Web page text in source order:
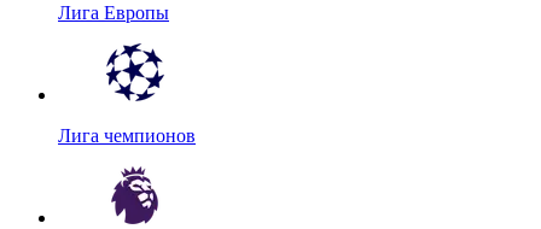
Лига Европы
Лига чемпионов